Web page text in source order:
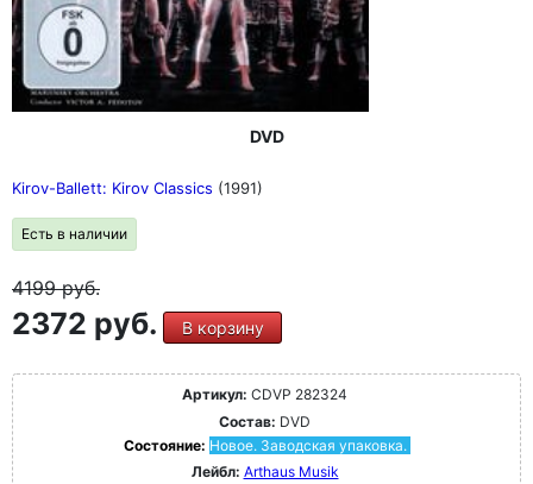
DVD
Kirov-Ballett: Kirov Classics (1991)
Есть в наличии
4199руб.
2372 руб. В корзину
Артикул: CDVP 282324
Состав: DVD
Состояние: Новое. Заводская упаковка.
Лейбл: Arthaus Musik